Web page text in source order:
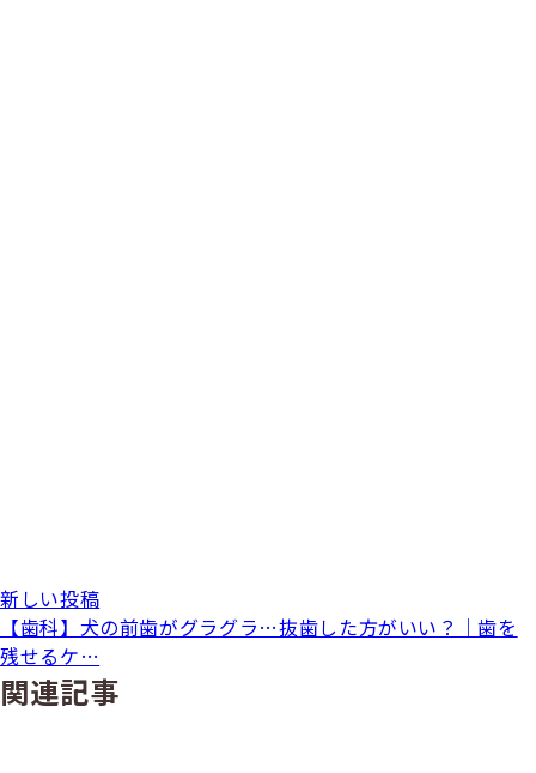
新しい投稿
【歯科】犬の前歯がグラグラ…抜歯した方がいい？｜歯を
残せるケ…
関連記事